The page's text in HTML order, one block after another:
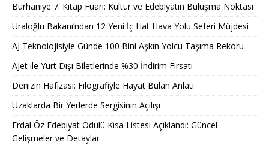
Burhaniye 7. Kitap Fuarı: Kültür ve Edebiyatın Buluşma Noktası
Uraloğlu Bakanı’ndan 12 Yeni İç Hat Hava Yolu Seferi Müjdesi
AJ Teknolojisiyle Günde 100 Bini Aşkın Yolcu Taşıma Rekoru
AJet ile Yurt Dışı Biletlerinde %30 İndirim Fırsatı
Denizin Hafızası: Filografiyle Hayat Bulan Anlatı
Uzaklarda Bir Yerlerde Sergisinin Açılışı
Erdal Öz Edebiyat Ödülü Kısa Listesi Açıklandı: Güncel
Gelişmeler ve Detaylar